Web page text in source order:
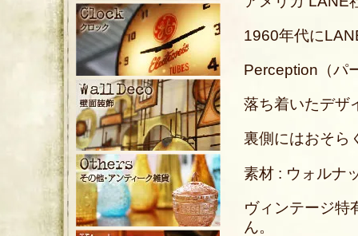
1960年代に
Perception（パ
落ち着いたデザ
裏側にはおそら
素材 : ウォルナ
ヴィンテージ特
ん。